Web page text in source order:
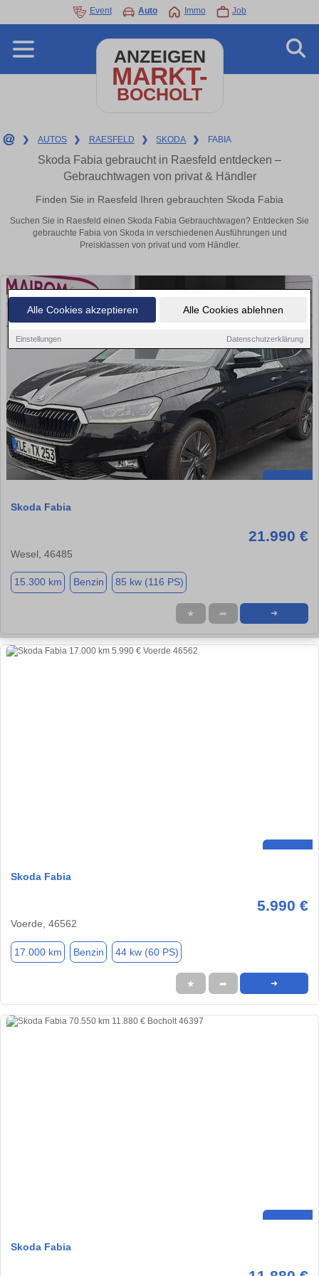
Alle Cookies akzeptieren Alle Cookies ablehnen
Einstellungen Datenschutzerklärung
Event Auto Immo Job
ANZEIGEN
MARKT-
BOCHOLT
❯ AUTOS ❯ RAESFELD ❯ SKODA ❯ FABIA
Skoda Fabia gebraucht in Raesfeld entdecken –
Gebrauchtwagen von privat & Händler
Finden Sie in Raesfeld Ihren gebrauchten Skoda Fabia
Suchen Sie in Raesfeld einen Skoda Fabia Gebrauchtwagen? Entdecken Sie
gebrauchte Fabia von Skoda in verschiedenen Ausführungen und
Preisklassen von privat und vom Händler.
Skoda Fabia
21.990 €
Wesel, 46485
15.300 km Benzin 85 kw (116 PS)
★ ➦ ➜
Skoda Fabia
5.990 €
Voerde, 46562
17.000 km Benzin 44 kw (60 PS)
★ ➦ ➜
Skoda Fabia